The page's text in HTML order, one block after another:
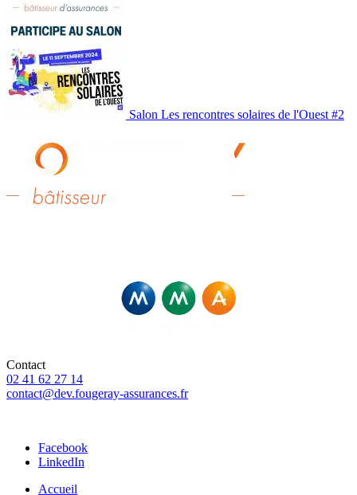
Salon Les rencontres solaires de l'Ouest #2
Contact
02 41 62 27 14
contact@dev.fougeray-assurances.fr
Facebook
LinkedIn
Accueil